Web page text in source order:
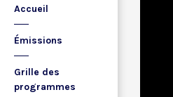
Accueil
Émissions
Grille des
programmes